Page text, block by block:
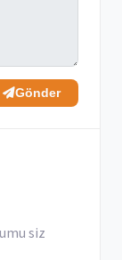
Gönder
siz